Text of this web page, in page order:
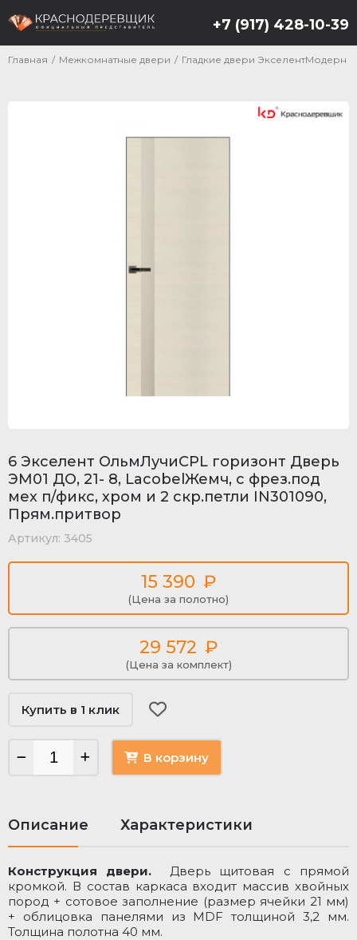
+7 (917) 428-10-39
Главная / Межкомнатные двери / Гладкие двери ЭкселентМодерн
6 Экселент ОльмЛучиCPL горизонт Дверь
ЭМ01 ДО, 21- 8, LacobelЖемч, с фрез.под
мех п/фикс, хром и 2 скр.петли IN301090,
Прям.притвор
Артикул: 3405
15 390 ₽
(Цена за полотно)
29 572 ₽
(Цена за комплект)
Купить в 1 клик
В корзину
Описание Характеристики
Конструкция двери. Дверь щитовая с прямой
кромкой. В состав каркаса входит массив хвойных
пород + сотовое заполнение (размер ячейки 21 мм)
+ облицовка панелями из MDF толщиной 3,2 мм.
Толщина полотна 40 мм.